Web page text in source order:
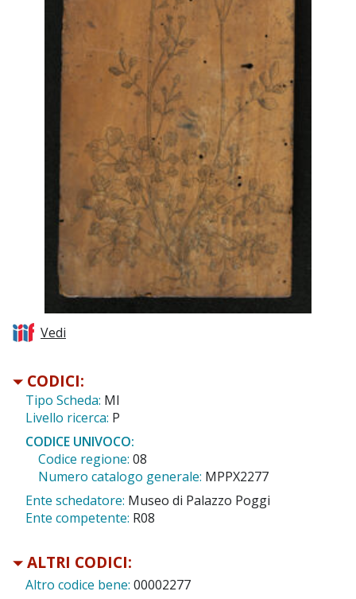
Vedi
CODICI:
Tipo Scheda: MI
Livello ricerca: P
CODICE UNIVOCO:
Codice regione: 08
Numero catalogo generale: MPPX2277
Ente schedatore: Museo di Palazzo Poggi
Ente competente: R08
ALTRI CODICI:
Altro codice bene: 00002277